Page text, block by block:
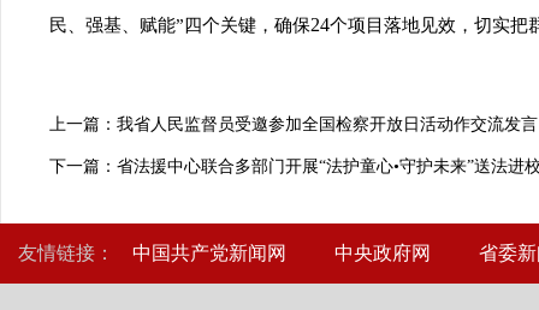
民、强基、赋能”四个关键，确保24个项目落地见效，切实把
上一篇：我省人民监督员受邀参加全国检察开放日活动作交流发言
下一篇：省法援中心联合多部门开展“法护童心•守护未来”送法进
友情链接： 中国共产党新闻网 中央政府网 省委